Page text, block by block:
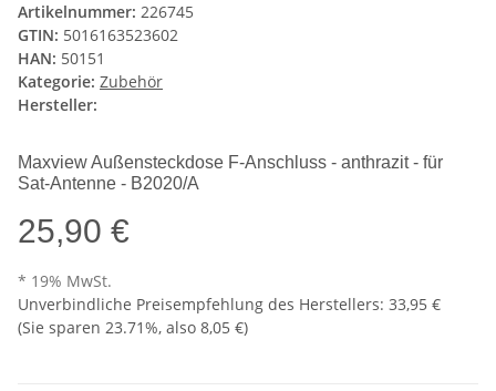
Artikelnummer: 226745
GTIN: 5016163523602
HAN: 50151
Kategorie: Zubehör
Hersteller:
Maxview Außensteckdose F-Anschluss - anthrazit - für
Sat-Antenne - B2020/A
25,90 €
* 19% MwSt.
Unverbindliche Preisempfehlung des Herstellers: 33,95 €
(Sie sparen 23.71%, also 8,05 €)